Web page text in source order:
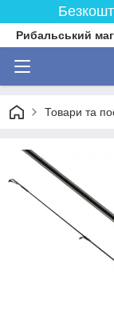
Рибальський
Товари та